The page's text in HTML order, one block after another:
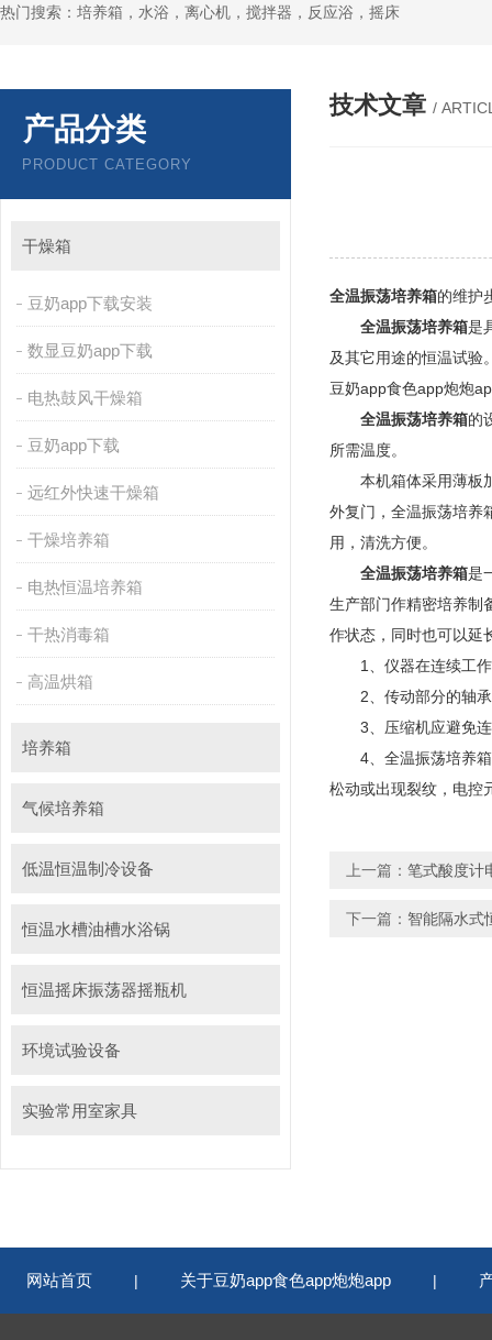
热门搜索：培养箱，水浴，离心机，搅拌器，反应浴，摇床
产品分类
PRODUCT CATEGORY
干燥箱
豆奶app下载安装
数显豆奶app下载
电热鼓风干燥箱
豆奶app下载
远红外快速干燥箱
干燥培养箱
电热恒温培养箱
干热消毒箱
高温烘箱
培养箱
气候培养箱
低温恒温制冷设备
恒温水槽油槽水浴锅
恒温摇床振荡器摇瓶机
环境试验设备
实验常用室家具
技术文章 /
全温振荡培养箱的维护
全温振荡培养箱是
及其它用途的恒温试验
豆奶app食色app炮炮
全温振荡培养箱的
所需温度。
本机箱体采用薄板加工
外复门，全温振荡
用，清洗方便。
全温振荡培养箱是
生产部门作精密培养制备
作状态，同时也可以
1、仪器在连续工作期
2、传动部分的轴承
3、压缩机应避免连续
4、全温振荡培养箱经
松动或出现裂纹，电控
上一篇： 笔式酸度计
下一篇： 智能隔水式
网站首页 | 关于豆奶app食色app炮炮app |